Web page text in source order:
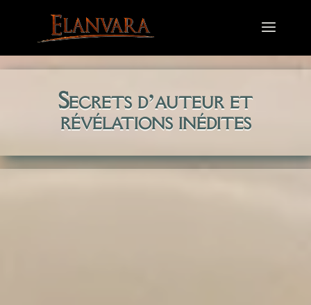
Secrets d’auteur et
révélations inédites